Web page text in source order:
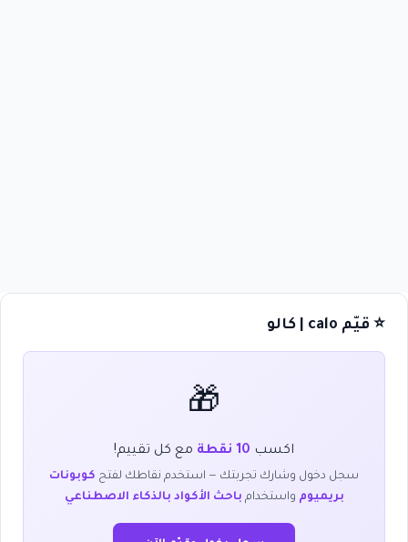
⭐ قيّم calo | كالو
🎁
اكسب 10 نقطة مع كل تقييم!
سجل دخول وشارك تجربتك — استخدم نقاطك لفتح كوبونات
بريميوم واستخدام باحث الأكواد بالذكاء الاصطناعي